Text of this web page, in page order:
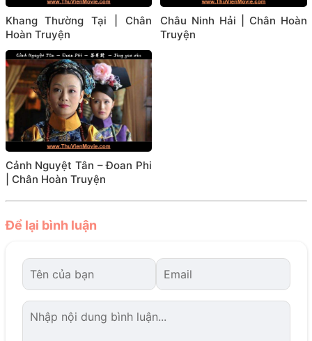
Khang Thường Tại | Chân
Hoàn Truyện
Châu Ninh Hải | Chân Hoàn
Truyện
Cảnh Nguyệt Tân – Đoan Phi
| Chân Hoàn Truyện
Để lại bình luận